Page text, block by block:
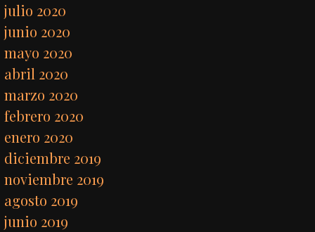
julio 2020
junio 2020
mayo 2020
abril 2020
marzo 2020
febrero 2020
enero 2020
diciembre 2019
noviembre 2019
agosto 2019
junio 2019